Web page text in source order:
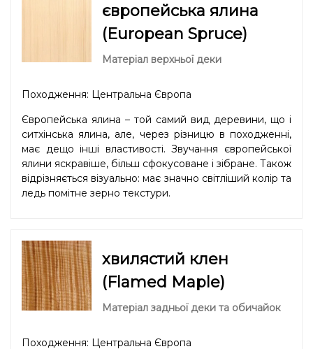
європейська ялина
(European Spruce)
Матеріал верхньої деки
Походження: Центральна Європа
Європейська ялина – той самий вид деревини, що і
ситхінська ялина, але, через різницю в походженні,
має дещо інші властивості. Звучання європейської
ялини яскравіше, більш сфокусоване і зібране. Також
відрізняється візуально: має значно світліший колір та
ледь помітне зерно текстури.
хвилястий клен
(Flamed Maple)
Матеріал задньої деки та обичайок
Походження: Центральна Європа